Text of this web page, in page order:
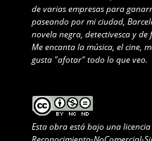
de varias empresas para
paseando por mi ciudad,
novela negra, detectivesca y
Me encanta la música, el cine,
gusta "afotar" todo lo que veo.
Esta obra está bajo una